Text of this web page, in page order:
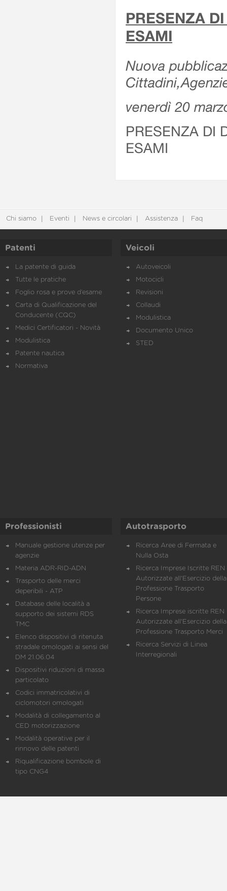
PRESENZA
ESAMI
Nuova
venerdì 20
PRESENZA DI
ESAMI
Chi siamo Eventi News e circolari Assistenza Faq
Patenti
La patente di guida
Tutte le pratiche
Foglio rosa e prove d’esame
Carta di Qualificazione del
Conducente (CQC)
Medici Certificatori - Novità
Modulistica
Patente nautica
Normativa
Veicoli
Autoveicoli
Motocicli
Revisioni
Collaudi
Modulistica
Documento Unico
STED
Professionisti
Manuale gestione utenze per
agenzie
Materia ADR-RID-ADN
Trasporto delle merci
deperibili - ATP
Database delle località a
supporto dei sistemi RDS
TMC
Elenco dispositivi di ritenuta
stradale omologati ai sensi del
DM 21.06.04
Dispositivi riduzioni di massa
particolato
Codici immatricolativi di
ciclomotori omologati
Modalità di collegamento al
CED motorizzazione
Modalità operative per il
rinnovo delle patenti
Riqualificazione bombole di
tipo CNG4
Autotrasporto
Ricerca Aree di Fermata e
Nulla Osta
Ricerca Imprese Iscritte REN
Autorizzate all'Esercizio della
Professione Trasporto
Persone
Ricerca Imprese iscritte REN
Autorizzate all'Esercizio della
Professione Trasporto Merci
Ricerca Servizi di Linea
Interregionali